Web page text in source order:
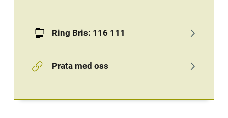
Ring Bris: 116 111
Prata med oss